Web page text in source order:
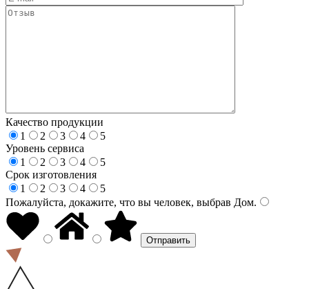
Качество продукции
1
2 3 4
5
Уровень сервиса
1
2 3 4
5
Срок изготовления
1
2 3 4
5
Пожалуйста, докажите, что вы человек, выбрав Дом.